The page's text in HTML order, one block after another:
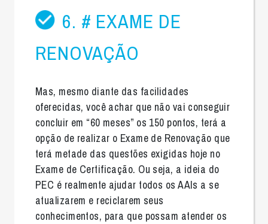
6. # EXAME DE
RENOVAÇÃO
Mas, mesmo diante das facilidades
oferecidas, você achar que não vai conseguir
concluir em “60 meses” os 150 pontos, terá a
opção de realizar o Exame de Renovação que
terá metade das questões exigidas hoje no
Exame de Certificação. Ou seja, a ideia do
PEC é realmente ajudar todos os AAIs a se
atualizarem e reciclarem seus
conhecimentos, para que possam atender os